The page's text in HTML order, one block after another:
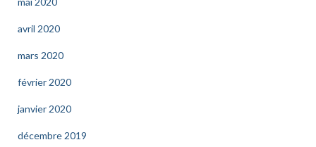
avril 2020
mars 2020
février 2020
janvier 2020
décembre 2019